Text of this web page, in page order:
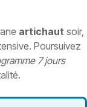
artichaut soir,
Poursuivez
7 jours